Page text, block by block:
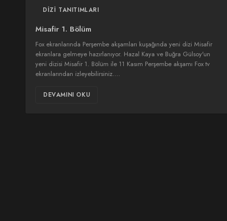
DIZI TANITIMLARI
Misafir 1. Bölüm
Fox ekranlarında Perşembe akşamları kuşağında yeni dizi Misafir
ekranlara gelmeye hazırlanıyor. Hazal Kaya ve Buğra Gülsoy'un
yeni dizisi Misafir 1. Bölüm ile 11 Kasım Perşembe akşamı Fox tv
ekranlarından izleyebilirsiniz.…
DEVAMINI OKU